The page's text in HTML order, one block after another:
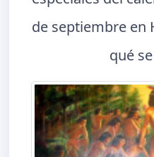
de septiembre en
qué